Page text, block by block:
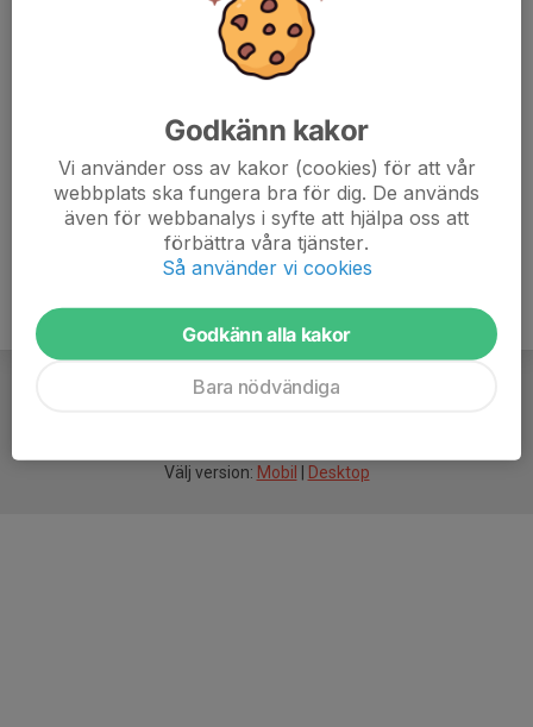
Välj version: Mobil Desktop
Godkänn kakor
Vi använder oss av kakor (cookies) för att vår
webbplats ska fungera bra för dig. De används
även för webbanalys i syfte att hjälpa oss att
förbättra våra tjänster.
Så använder vi cookies
Godkänn alla kakor
Bara nödvändiga